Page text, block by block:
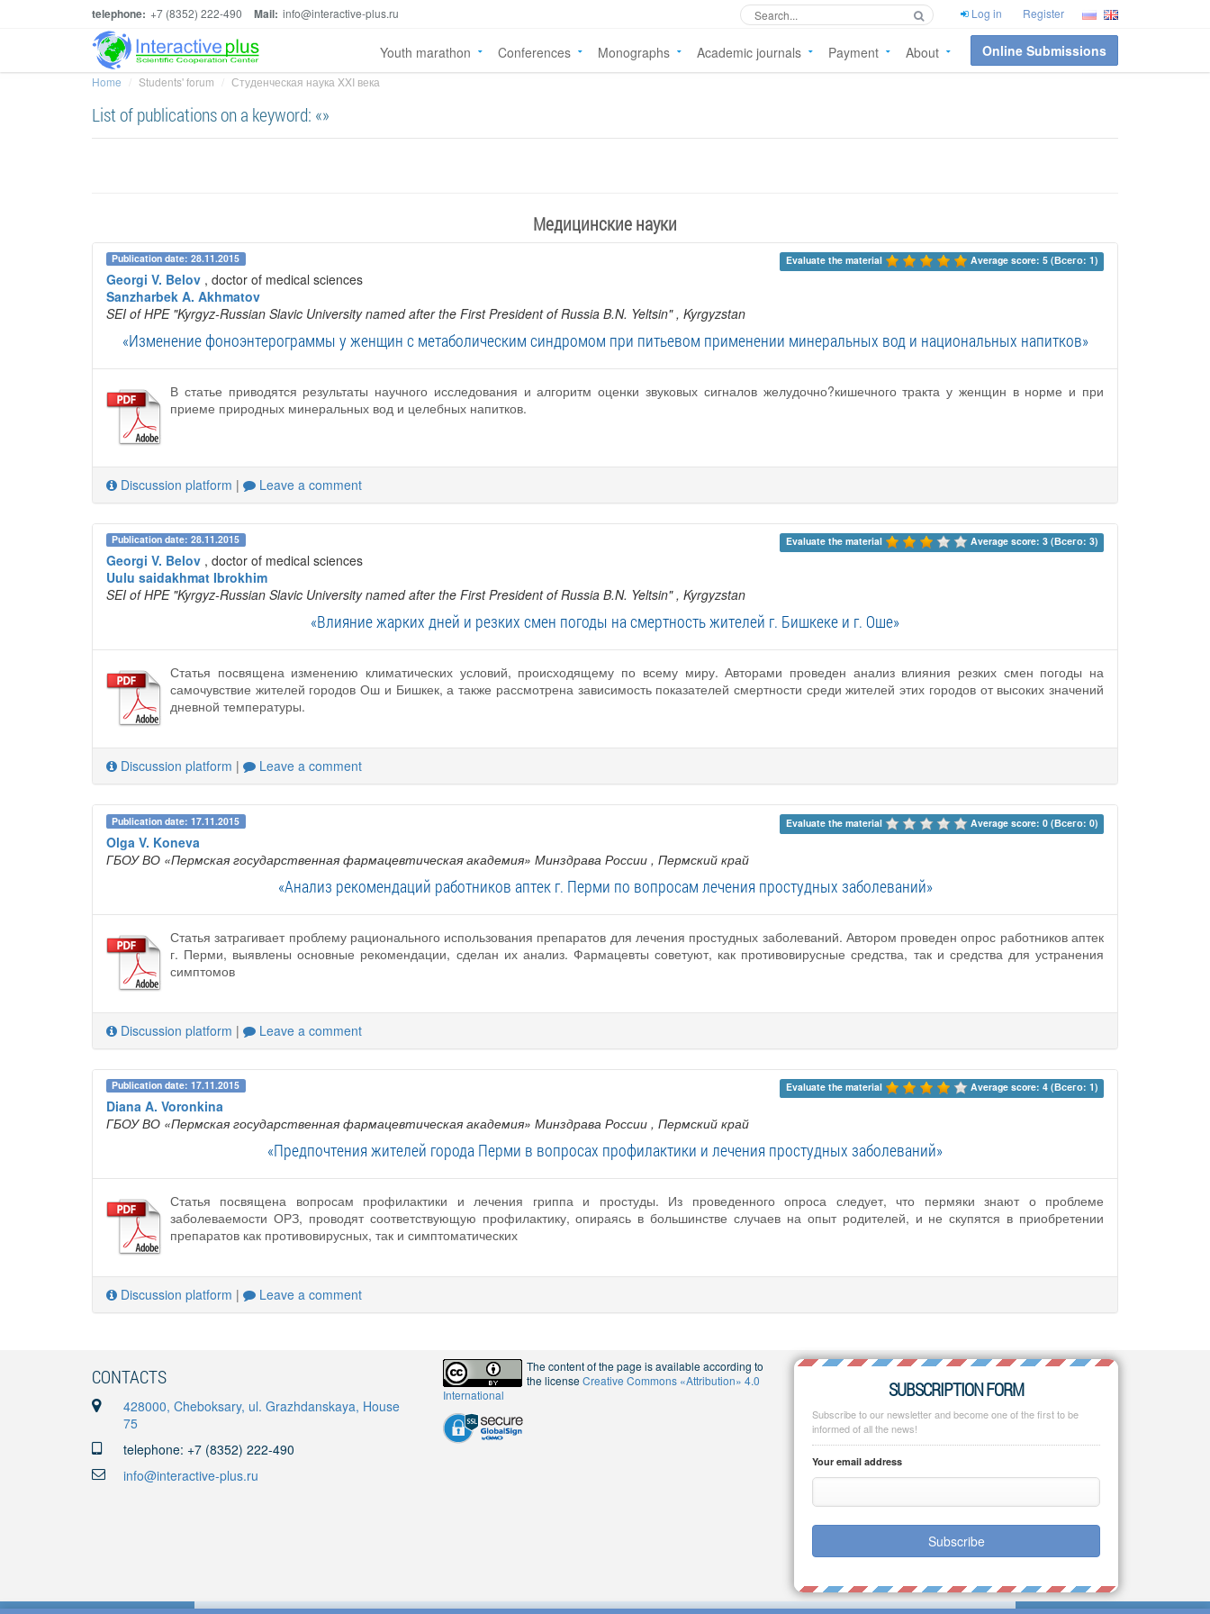
telephone: +7 (8352) 222-490 Mail: info@interactive-plus.ru Log in Register
Youth marathon Conferences Monographs Academic journals Payment About Online Submissions
Home Students' forum Студенческая наука XXI века
List of publications on a keyword: «»
Медицинские науки
Publication date: 28.11.2015 Evaluate the material Average score: 5 (Всего: 1)
Georgi V. Belov , doctor of medical sciences
Sanzharbek A. Akhmatov
SEI of HPE "Kyrgyz-Russian Slavic University named after the First President of Russia B.N. Yeltsin" , Kyrgyzstan
«Изменение фоноэнтерограммы у женщин с метаболическим синдромом при питьевом применении минеральных вод и национальных напитков»
В статье приводятся результаты научного исследования и алгоритм оценки звуковых сигналов желудочно?кишечного тракта у женщин в норме и при
приеме природных минеральных вод и целебных напитков.
Discussion platform | Leave a comment
Publication date: 28.11.2015 Evaluate the material Average score: 3 (Всего: 3)
Georgi V. Belov , doctor of medical sciences
Uulu saidakhmat Ibrokhim
SEI of HPE "Kyrgyz-Russian Slavic University named after the First President of Russia B.N. Yeltsin" , Kyrgyzstan
«Влияние жарких дней и резких смен погоды на смертность жителей г. Бишкеке и г. Оше»
Статья посвящена изменению климатических условий, происходящему по всему миру. Авторами проведен анализ влияния резких смен погоды на
самочувствие жителей городов Ош и Бишкек, а также рассмотрена зависимость показателей смертности среди жителей этих городов от высоких значений
дневной температуры.
Discussion platform | Leave a comment
Publication date: 17.11.2015 Evaluate the material Average score: 0 (Всего: 0)
Olga V. Koneva
ГБОУ ВО «Пермская государственная фармацевтическая академия» Минздрава России , Пермский край
«Анализ рекомендаций работников аптек г. Перми по вопросам лечения простудных заболеваний»
Статья затрагивает проблему рационального использования препаратов для лечения простудных заболеваний. Автором проведен опрос работников аптек
г. Перми, выявлены основные рекомендации, сделан их анализ. Фармацевты советуют, как противовирусные средства, так и средства для устранения
симптомов
Discussion platform | Leave a comment
Publication date: 17.11.2015 Evaluate the material Average score: 4 (Всего: 1)
Diana A. Voronkina
ГБОУ ВО «Пермская государственная фармацевтическая академия» Минздрава России , Пермский край
«Предпочтения жителей города Перми в вопросах профилактики и лечения простудных заболеваний»
Статья посвящена вопросам профилактики и лечения гриппа и простуды. Из проведенного опроса следует, что пермяки знают о проблеме
заболеваемости ОРЗ, проводят соответствующую профилактику, опираясь в большинстве случаев на опыт родителей, и не скупятся в приобретении
препаратов как противовирусных, так и симптоматических
Discussion platform | Leave a comment
CONTACTS
428000, Cheboksary, ul. Grazhdanskaya, House
75
telephone: +7 (8352) 222-490
info@interactive-plus.ru
The content of the page is available according to
the licenseCreative Commons «Attribution» 4.0
International
SUBSCRIPTION FORM
Subscribe to our newsletter and become one of the first to be
informed of all the news!
Your email address
Subscribe